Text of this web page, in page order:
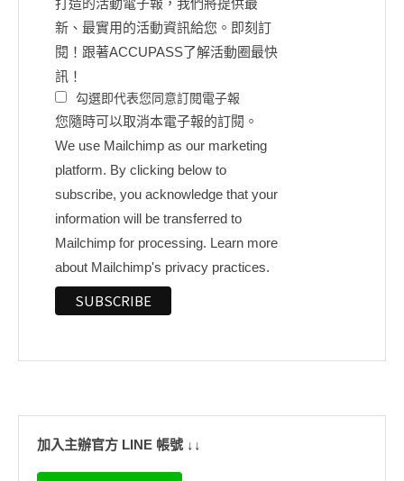
打造的活動電子報，我們將提供最
新、最實用的活動資訊給您。即刻訂
閱！跟著ACCUPASS了解活動圈最快
訊！
勾選即代表您同意訂閱電子報
您隨時可以取消本電子報的訂閱。
We use Mailchimp as our marketing
platform. By clicking below to
subscribe, you acknowledge that your
information will be transferred to
Mailchimp for processing. Learn more
about Mailchimp's privacy practices.
加入主辦官方 LINE 帳號 ↓↓